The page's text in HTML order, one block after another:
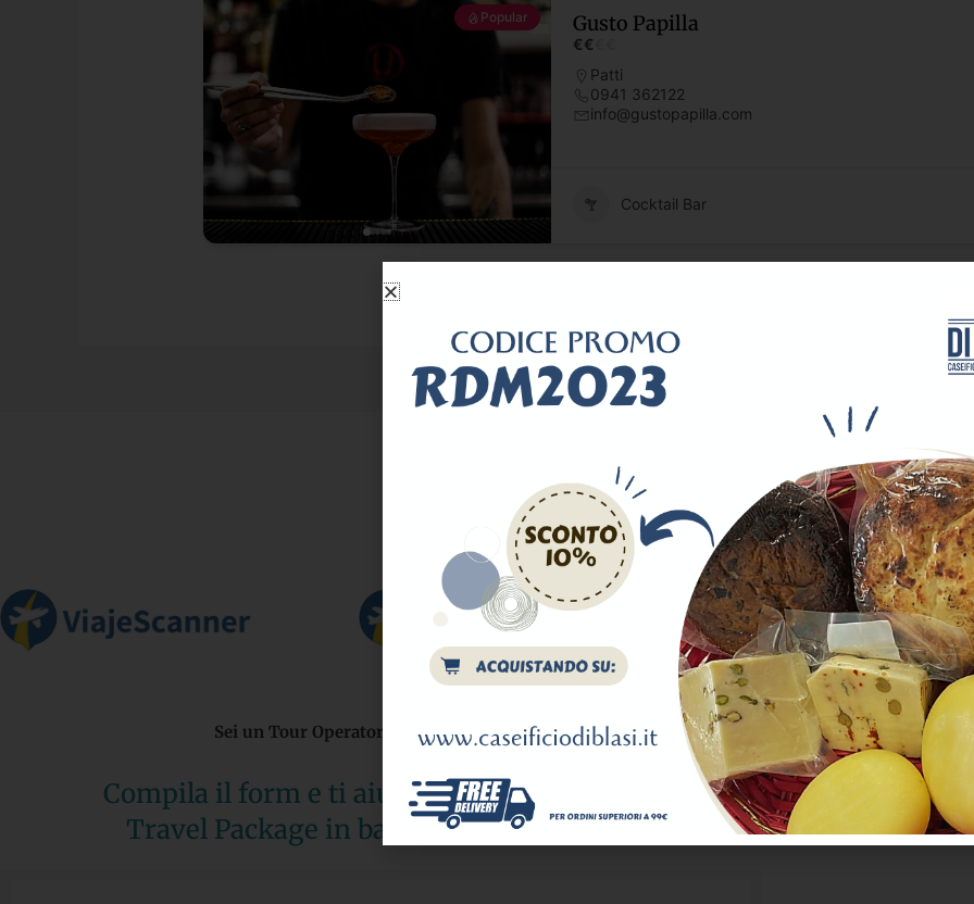
Popular Gusto Papilla
€€
Patti
0941 362122
info@gustopapilla.com
Cocktail Bar
Il nostro network.
Travel makes you happy.
Sei un Tour Operator o un'agenzia viaggi?​
Compila il form e ti aiuteremo a creare il tuo
Travel Package in base alle tue necessità